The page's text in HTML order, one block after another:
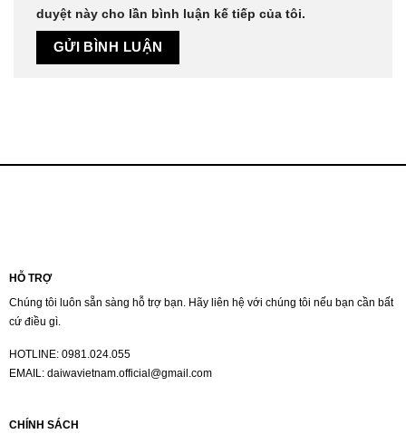
duyệt này cho lần bình luận kế tiếp của tôi.
HỖ TRỢ
Chúng tôi luôn sẵn sàng hỗ trợ bạn. Hãy liên hệ với chúng tôi nếu bạn cần bất
cứ điều gì.
HOTLINE: 0981.024.055
EMAIL: daiwavietnam.official@gmail.com
CHÍNH SÁCH